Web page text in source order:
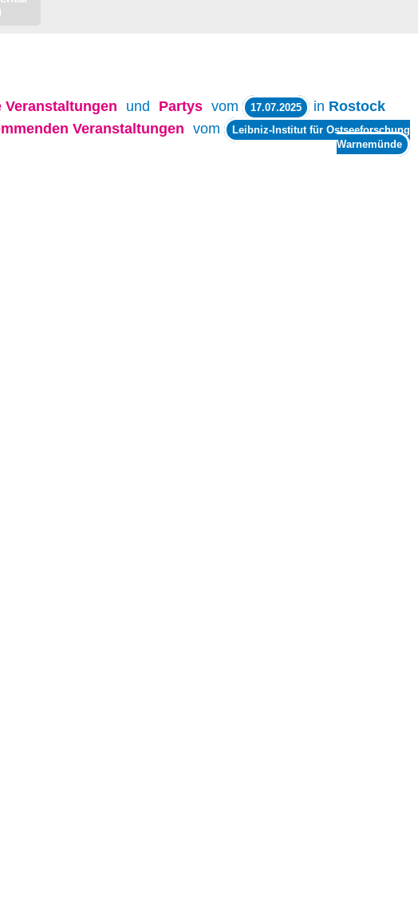
Veranstaltungen und Partys vom 17.07.2025 in Rostock
Veranstaltungen vom
Leibniz-Institut für Ostseeforschung
Warnemünde